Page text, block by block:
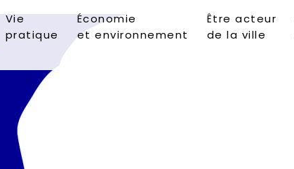
Vie
pratique
Économie
et environnement
Être acteur
de la ville